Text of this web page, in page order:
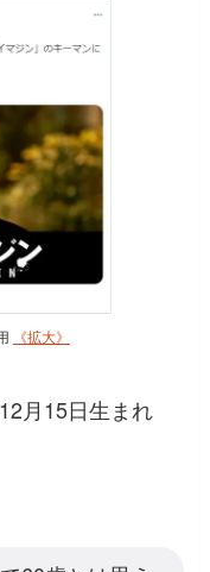
《拡大》
月15日生まれ